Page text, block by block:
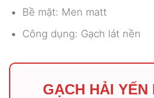
Bề mặt: Men matt
Công dụng: Gạch lát nền
GẠCH HẢI YẾN